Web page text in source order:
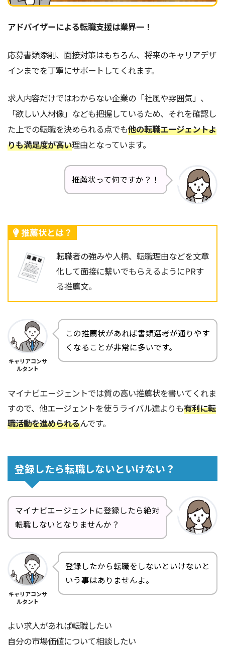
アドバイザーによる転職支援は業界一！
応募書類添削、面接対策はもちろん、将来のキャリアデザ
インまでを丁寧にサポートしてくれます。
求人内容だけではわからない企業の「社風や雰囲気」、
「欲しい人材像」なども把握しているため、それを確認し
た上での転職を決められる点でも他の転職エージェントよ
りも満足度が高い理由となっています。
推薦状って何ですか？！
推薦状とは？
転職者の強みや人柄、転職理由などを文章
化して面接に繋いでもらえるようにPRす
る推薦文。
キャリアコンサ
ルタント
この推薦状があれば書類選考が通りやす
くなることが非常に多いです。
マイナビエージェントでは質の高い推薦状を書いてくれま
すので、他エージェントを使うライバル達よりも有利に転
職活動を進められるんです。
登録したら転職しないといけない？
マイナビエージェントに登録したら絶対
転職しないとなりませんか？
キャリアコンサ
ルタント
登録したから転職をしないといけないと
いう事はありませんよ。
よい求人があれば転職したい
自分の市場価値について相談したい